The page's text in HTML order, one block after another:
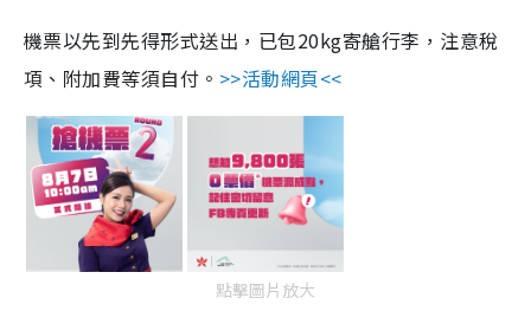
機票以先到先得形式送出，已包20kg寄艙行李，注意稅
項、附加費等須自付。 >>活動網頁<<
點擊圖片放大